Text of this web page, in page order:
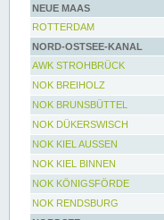
NEUE MAAS
ROTTERDAM
NORD-OSTSEE-KANAL
AWK STROHBRÜCK
NOK BREIHOLZ
NOK BRUNSBÜTTEL
NOK DÜKERSWISCH
NOK KIEL AUSSEN
NOK KIEL BINNEN
NOK KÖNIGSFÖRDE
NOK RENDSBURG